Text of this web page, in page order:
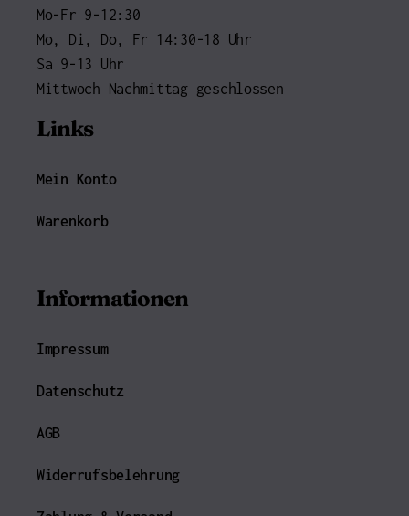
Mo-Fr 9-12:30
Mo, Di, Do, Fr 14:30-18 Uhr
Sa 9-13 Uhr
Mittwoch Nachmittag geschlossen
Links
Mein Konto
Warenkorb
Informationen
Impressum
Datenschutz
AGB
Widerrufsbelehrung